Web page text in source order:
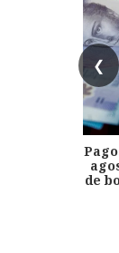
❮
de